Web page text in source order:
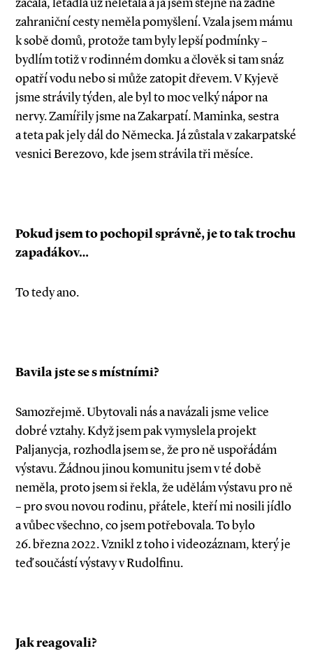
zahraniční cesty neměla pomyšlení. Vzala jsem mámu
k sobě domů, protože tam byly lepší podmínky –
bydlím totiž v rodinném domku a člověk si tam snáz
opatří vodu nebo si může zatopit dřevem. V Kyjevě
jsme strávily týden, ale byl to moc velký nápor na
nervy. Zamířily jsme na Zakarpatí. Maminka, sestra
a teta pak jely dál do Německa. Já zůstala v zakarpatské
vesnici Berezovo, kde jsem strávila tři měsíce.
Pokud jsem to pochopil správně, je to tak trochu
zapadákov…
To tedy ano.
Bavila jste se s místními?
Samozřejmě. Ubytovali nás a navázali jsme velice
dobré vztahy. Když jsem pak vymyslela projekt
Paljanycja, rozhodla jsem se, že pro ně uspořádám
výstavu. Žádnou jinou komunitu jsem v té době
neměla, proto jsem si řekla, že udělám výstavu pro ně
– pro svou novou rodinu, přátele, kteří mi nosili jídlo
a vůbec všechno, co jsem potřebovala. To bylo
26. března 2022. Vznikl z toho i videozáznam, který je
teď součástí výstavy v Rudolfinu.
Jak reagovali?